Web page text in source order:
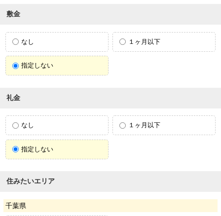
敷金
なし １ヶ月以下
指定しない
礼金
なし １ヶ月以下
指定しない
住みたいエリア
千葉県